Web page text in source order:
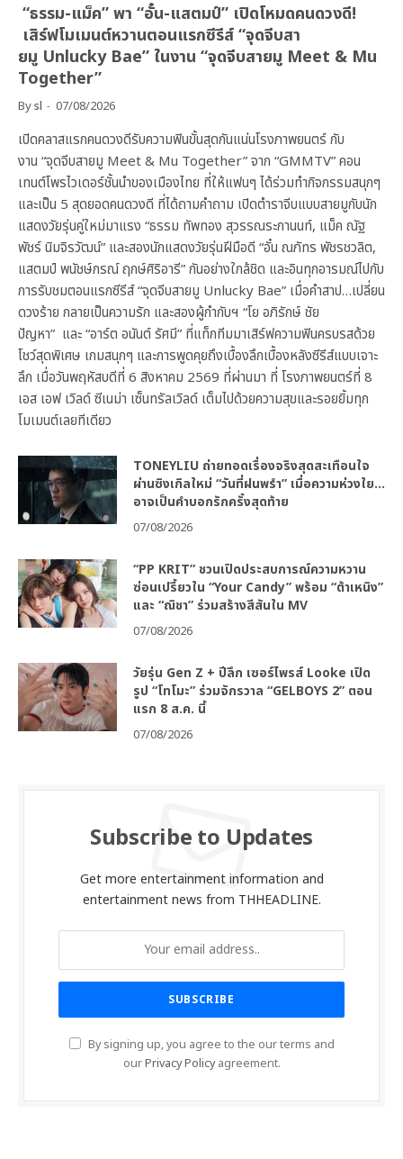
“ธรรม-แม็ค” พา “อั๋น-แสตมป์” เปิดโหมดคนดวงดี!
เสิร์ฟโมเมนต์หวานตอนแรกซีรีส์ “จุดจีบสา
ยมู Unlucky Bae” ในงาน “จุดจีบสายมู Meet & Mu
Together”
Bysl 07/08/2026
เปิดคลาสแรกคนดวงดีรับความฟินขั้นสุดกันแน่นโรงภาพยนตร์ กับ
งาน “จุดจีบสายมู Meet & Mu Together” จาก “GMMTV” คอน
เทนต์โพรไวเดอร์ชั้นนำของเมืองไทย ที่ให้แฟนๆ ได้ร่วมทำกิจกรรมสนุกๆ
และเป็น 5 สุดยอดคนดวงดี ที่ได้ถามคำถาม เปิดตำราจีบแบบสายมูกับนัก
แสดงวัยรุ่นคู่ใหม่มาแรง “ธรรม ทัพทอง สุวรรณระกานนท์, แม็ค ณัฐ
พัชร์ นิมจิรวัฒน์” และสองนักแสดงวัยรุ่นฝีมือดี “อั๋น ณภัทร พัชรชวลิต,
แสตมป์ พนัชษ์กรณ์ ฤกษ์ศิริอารี” กันอย่างใกล้ชิด และอินทุกอารมณ์ไปกับ
การรับชมตอนแรกซีรีส์ “จุดจีบสายมู Unlucky Bae” เมื่อคำสาป…เปลี่ยน
ดวงร้าย กลายเป็นความรัก และสองผู้กำกับฯ “โย อภิรักษ์ ชัย
ปัญหา” และ “อาร์ต อนันต์ รัศมี” ที่แท็กทีมมาเสิร์ฟความฟินครบรสด้วย
โชว์สุดพิเศษ เกมสนุกๆ และการพูดคุยถึงเบื้องลึกเบื้องหลังซีรีส์แบบเจาะ
ลึก เมื่อวันพฤหัสบดีที่ 6 สิงหาคม 2569 ที่ผ่านมา ที่ โรงภาพยนตร์ที่ 8
เอส เอฟ เวิลด์ ซีเนม่า เซ็นทรัลเวิลด์ เต็มไปด้วยความสุขและรอยยิ้มทุก
โมเมนต์เลยทีเดียว
TONEYLIU ถ่ายทอดเรื่องจริงสุดสะเทือนใจ
ผ่านซิงเกิลใหม่ “วันที่ฝนพรำ” เมื่อความห่วงใย…
อาจเป็นคำบอกรักครั้งสุดท้าย
07/08/2026
“PP KRIT” ชวนเปิดประสบการณ์ความหวาน
ซ่อนเปรี้ยวใน “Your Candy” พร้อม “ต้าเหนิง”
และ “ณิชา” ร่วมสร้างสีสันใน MV
07/08/2026
วัยรุ่น Gen Z + ปีลึก เซอร์ไพรส์ Looke เปิด
รูป “โทโมะ” ร่วมจักรวาล “GELBOYS 2” ตอน
แรก 8 ส.ค. นี้
07/08/2026
Subscribe to Updates
Get more entertainment information and
entertainment news from THHEADLINE.
By signing up, you agree to the our terms and
ourPrivacy Policyagreement.